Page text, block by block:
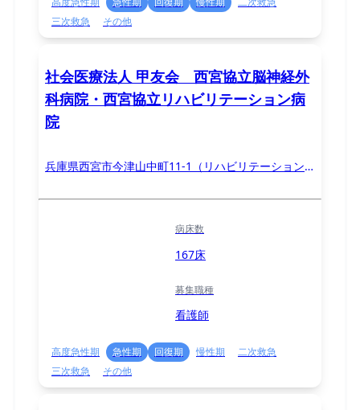
三次救急
その他
社会医療法人 甲友会 西宮協立脳神経外
科病院・西宮協立リハビリテーション病
院
兵庫県西宮市今津山中町11-1（リハビリテーション
病床数
167床
募集職種
看護師
高度急性期 急性期 回復期 慢性期
二次救急
三次救急
その他